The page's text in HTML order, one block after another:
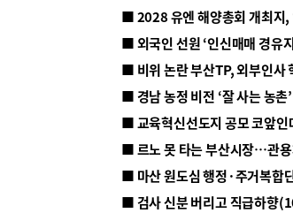
■ 2028 유엔 해양총회 개최지,
■ 외국인 선원 ‘인신매매 경유
■ 비위 논란 부산TP, 외부인사
■ 르노 못 타는 부산시장…관용
■ 마산 원도심 행정·주거복합